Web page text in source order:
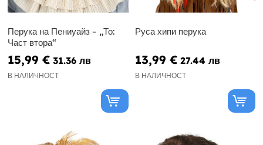
Перука на Пениуайз – „То:
Част втора“
15,99 € 31.36 лв
В НАЛИЧНОСТ
Руса хипи перука
13,99 € 27.44 лв
В НАЛИЧНОСТ